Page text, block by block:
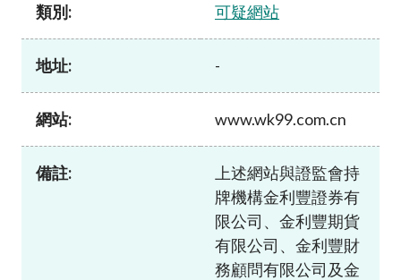
資料庫
新聞稿及公布
加入本會
類別: 可疑網站
地址: -
網站: www.wk99.com.cn
備註:
上述網站與證監會持
牌機構金利豐證券有
限公司、金利豐期貨
有限公司、金利豐財
務顧問有限公司及金